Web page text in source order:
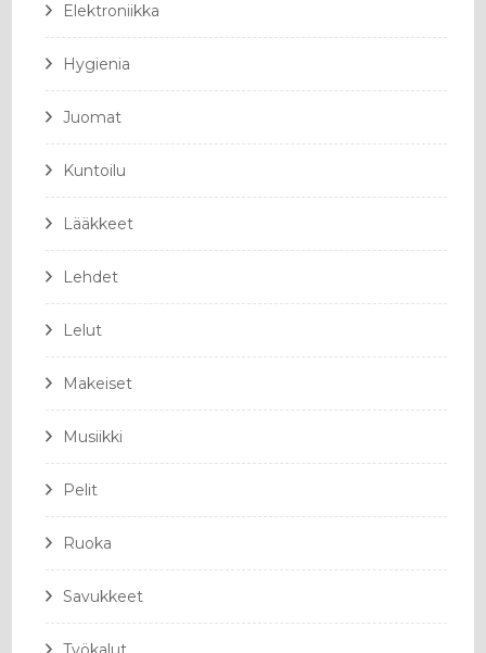
Elektroniikka
Hygienia
Juomat
Kuntoilu
Lääkkeet
Lehdet
Lelut
Makeiset
Musiikki
Pelit
Ruoka
Savukkeet